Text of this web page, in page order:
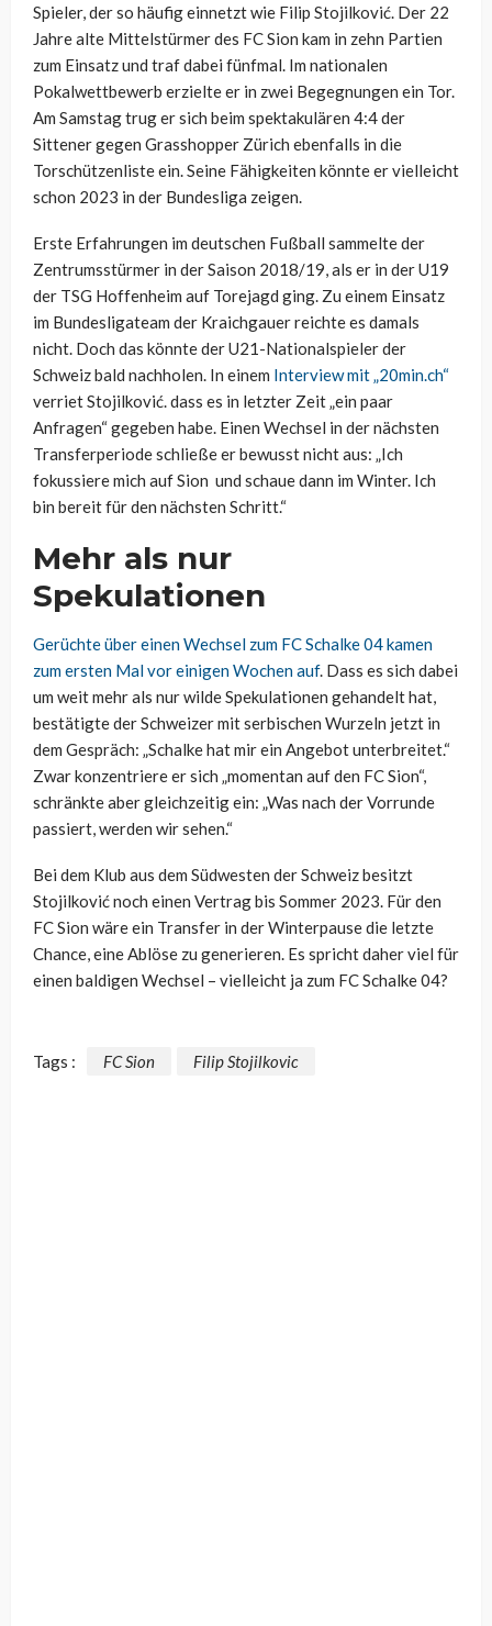
Spieler, der so häufig einnetzt wie Filip Stojilković. Der 22
Jahre alte Mittelstürmer des FC Sion kam in zehn Partien
zum Einsatz und traf dabei fünfmal. Im nationalen
Pokalwettbewerb erzielte er in zwei Begegnungen ein Tor.
Am Samstag trug er sich beim spektakulären 4:4 der
Sittener gegen Grasshopper Zürich ebenfalls in die
Torschützenliste ein. Seine Fähigkeiten könnte er vielleicht
schon 2023 in der Bundesliga zeigen.
Erste Erfahrungen im deutschen Fußball sammelte der
Zentrumsstürmer in der Saison 2018/19, als er in der U19
der TSG Hoffenheim auf Torejagd ging. Zu einem Einsatz
im Bundesligateam der Kraichgauer reichte es damals
nicht. Doch das könnte der U21-Nationalspieler der
Schweiz bald nachholen. In einem Interview mit „20min.ch“
verriet Stojilković. dass es in letzter Zeit „ein paar
Anfragen“ gegeben habe. Einen Wechsel in der nächsten
Transferperiode schließe er bewusst nicht aus: „Ich
fokussiere mich auf Sion und schaue dann im Winter. Ich
bin bereit für den nächsten Schritt.“
Mehr als nur
Spekulationen
Gerüchte über einen Wechsel zum FC Schalke 04 kamen
zum ersten Mal vor einigen Wochen auf. Dass es sich dabei
um weit mehr als nur wilde Spekulationen gehandelt hat,
bestätigte der Schweizer mit serbischen Wurzeln jetzt in
dem Gespräch: „Schalke hat mir ein Angebot unterbreitet.“
Zwar konzentriere er sich „momentan auf den FC Sion“,
schränkte aber gleichzeitig ein: „Was nach der Vorrunde
passiert, werden wir sehen.“
Bei dem Klub aus dem Südwesten der Schweiz besitzt
Stojilković noch einen Vertrag bis Sommer 2023. Für den
FC Sion wäre ein Transfer in der Winterpause die letzte
Chance, eine Ablöse zu generieren. Es spricht daher viel für
einen baldigen Wechsel – vielleicht ja zum FC Schalke 04?
Tags : FC Sion Filip Stojilkovic